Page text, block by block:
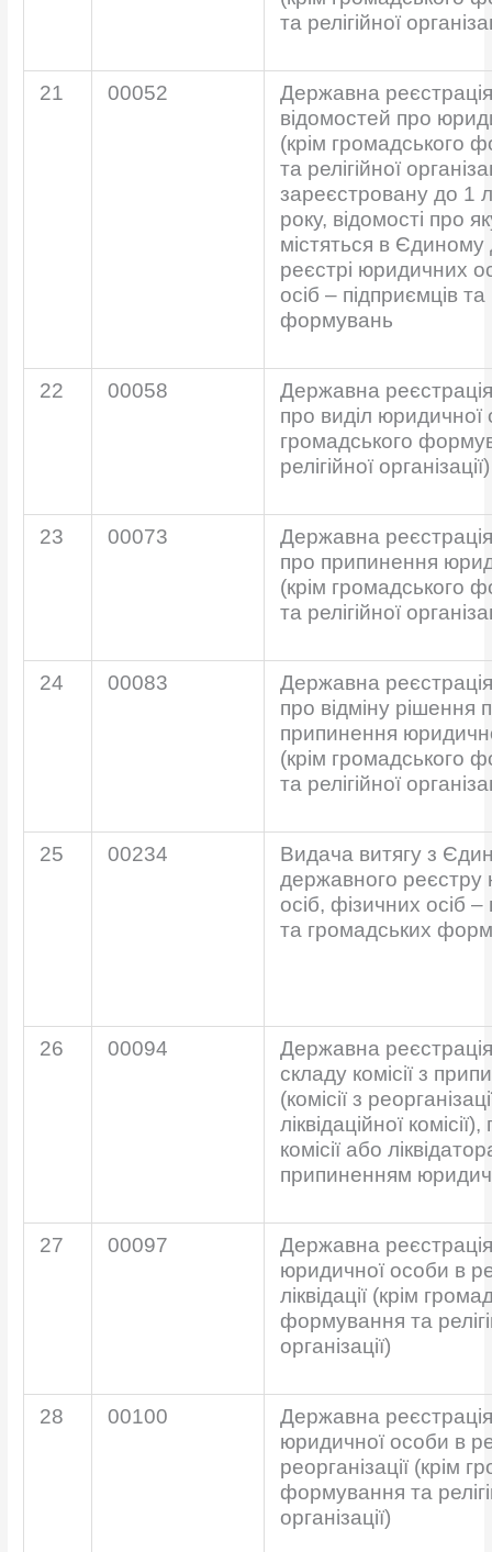
та релігійної
21 00052
Державна
відомостей про
(крім громадського
та релігійної
зареєстровану до 1
року, відомості про
містяться в
реєстрі юридичних
осіб – підприємців
формувань
22 00058
Державна
про виділ юридичної
громадського
релігійної організації)
23 00073
Державна
про припинення
(крім громадського
та релігійної
24 00083
Державна
про відміну рішення
припинення
(крім громадського
та релігійної
25 00234
Видача витягу з
державного
осіб, фізичних осіб –
та громадських
26 00094
Державна
складу комісії з
(комісії з
ліквідаційної
комісії або
припиненням
27 00097
Державна
юридичної особи в
ліквідації (крім
формування та
організації)
28 00100
Державна
юридичної особи в
реорганізації (крім
формування та
організації)